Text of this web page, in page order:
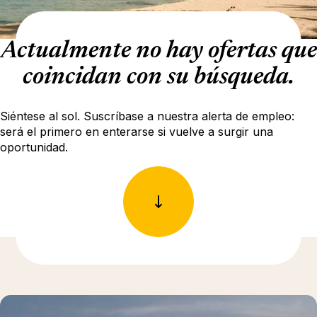
Actualmente no hay ofertas que
coincidan con su búsqueda.
Siéntese al sol. Suscríbase a nuestra alerta de empleo:
será el primero en enterarse si vuelve a surgir una
oportunidad.